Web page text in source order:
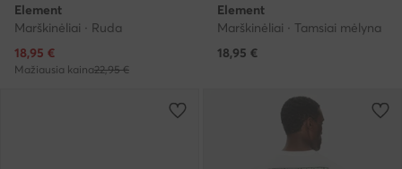
Element
Marškinėliai · Ruda
Dabartinė kaina
18,95 €
Mažiausia kaina22,95 €
Element
Marškinėliai · Tamsiai mėlyna
18,95 €